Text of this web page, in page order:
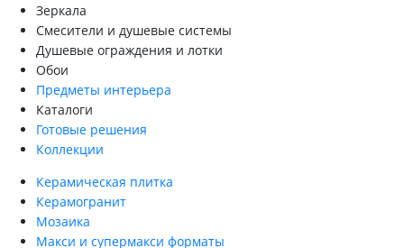
Зеркала
Смесители и душевые системы
Душевые ограждения и лотки
Обои
Предметы интерьера
Каталоги
Готовые решения
Коллекции
Керамическая плитка
Керамогранит
Мозаика
Макси и супермакси форматы